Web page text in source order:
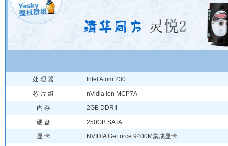
处 理 器
Intel Atom 230
芯 片 组
nVidia ion MCP7A
内 存
2GB DDRII
硬 盘
250GB SATA
显 卡
NVIDIA GeForce 9400M集成显卡